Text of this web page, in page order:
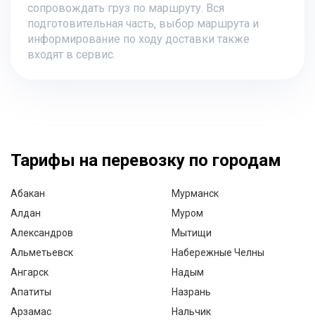
сопровождать груз по маршруту. Вся
подготовительная часть, выбор маршрута и
информирование по ходу доставки также
входят в сервис.
Тарифы на перевозку по городам
Абакан
Алдан
Александров
Альметьевск
Ангарск
Апатиты
Арзамас
Мурманск
Муром
Мытищи
Набережные Челны
Надым
Назрань
Нальчик